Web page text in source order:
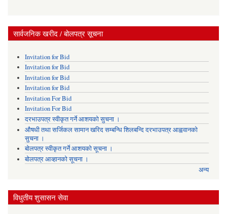
सार्वजनिक खरीद / बोलपत्र सूचना
Invitation for Bid
Invitation for Bid
Invitation for Bid
Invitation for Bid
Invitation For Bid
Invitation For Bid
दरभाउपत्र स्वीकृत गर्ने आशयको सुचना ।
औषधी तथा सर्जिकल सामान खरिद सम्बन्धि शिलबन्दि दरभाउपत्र आह्ववानको
सुचना ।
बोलपत्र स्वीकृत गर्ने आशयको सूचना ।
बोलपत्र आव्हानको सूचना ।
अन्य
विधुतीय शुसासन सेवा